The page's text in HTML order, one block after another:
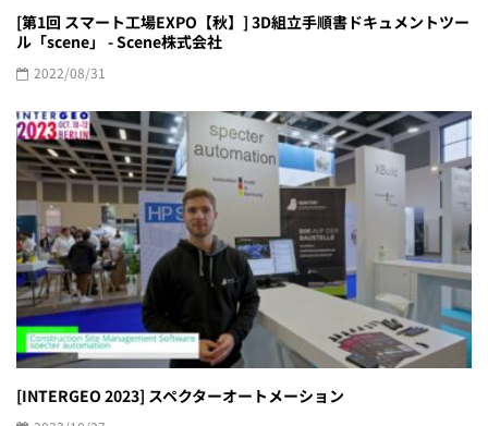
[第1回 スマート工場EXPO【秋】] 3D組立手順書ドキュメントツー
ル「scene」 - Scene株式会社
2022/08/31
[INTERGEO 2023] スペクターオートメーション